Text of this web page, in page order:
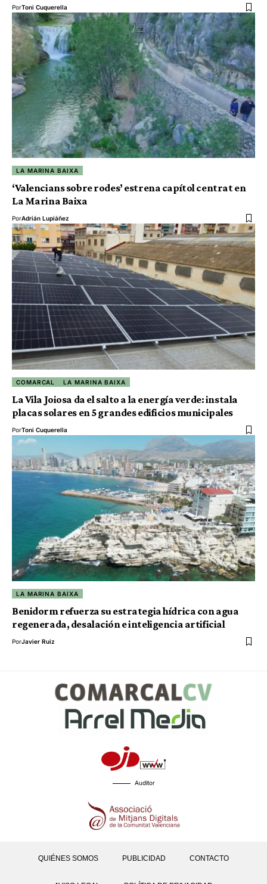
PorToni Cuquerella
LA MARINA BAIXA
‘Valencians sobre rodes’ estrena capítol centrat en
La Marina Baixa
PorAdrián Lupiáñez
COMARCAL LA MARINA BAIXA
La Vila Joiosa da el salto a la energía verde: instala
placas solares en 5 grandes edificios municipales
PorToni Cuquerella
LA MARINA BAIXA
Benidorm refuerza su estrategia hídrica con agua
regenerada, desalación e inteligencia artificial
PorJavier Ruiz
Auditor
QUIÉNES SOMOS PUBLICIDAD CONTACTO